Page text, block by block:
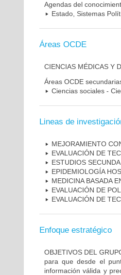
Agendas del
Estado, Sistemas
Áreas OCDE
CIENCIAS MÉDICAS Y
Áreas OCDE
Ciencias sociales -
Lineas de
MEJORAMIENTO
EVALUACIÓN DE
ESTUDIOS
EPIDEMIOLOGÍA
MEDICINA BASADA
EVALUACIÓN DE
EVALUACIÓN DE
Enfoque estratégico
OBJETIVOS DEL
para que desde el
información válida y